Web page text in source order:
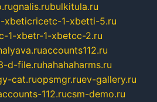
gnalis.rubulkitula.ru
xbeticricetc-1-xbetti-5.ru
1-xbetr-1-xbetcc-2.ru
accounts112.ru
d-file.ruhahahaharms.ru
cat.ruopsmgr.ruev-gallery.ru
112.rucsm-demo.ru